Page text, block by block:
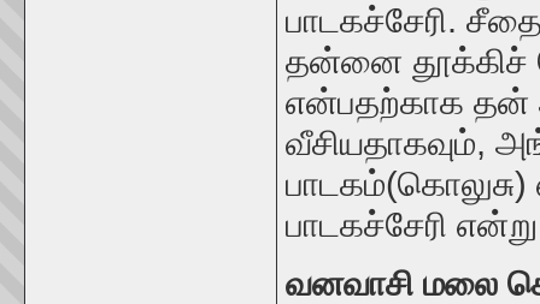
பாடகச்சேரி.
தன்னை தூக்கிச்
என்பதற்காக
வீசியதாகவும்,
பாடகம்(கொலுசு)
பாடகச்சேரி
வனவாசி மலை